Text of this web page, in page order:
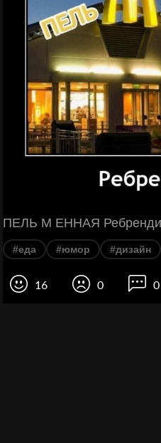
ПЕЛЬ М ЕННАЯ
#еда #юмор #дизайн
16 0 0